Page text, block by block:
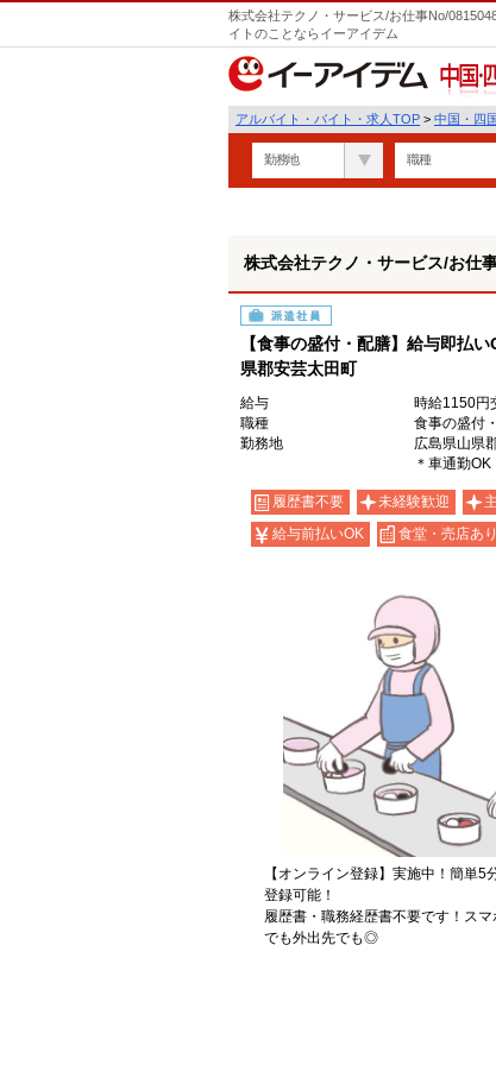
株式会社テクノ・サービス/お仕事No/
イトのことならイーアイデム
中国・
アルバイト・バイト・求人TOP > 中国・四
勤務地 職種
株式会社テクノ・サービス/お仕
派遣社員
【食事の盛付・配膳】給与即払
県郡安芸太田町
給与
時給1150円
職種
食事の盛付
勤務地
広島県山県
＊車通勤OK
履歴書不要 未経験歓迎
給与前払いOK
食堂・売店あり
【オンライン登録】実施中！簡単5
登録可能！
履歴書・職務経歴書不要です！ス
でも外出先でも◎